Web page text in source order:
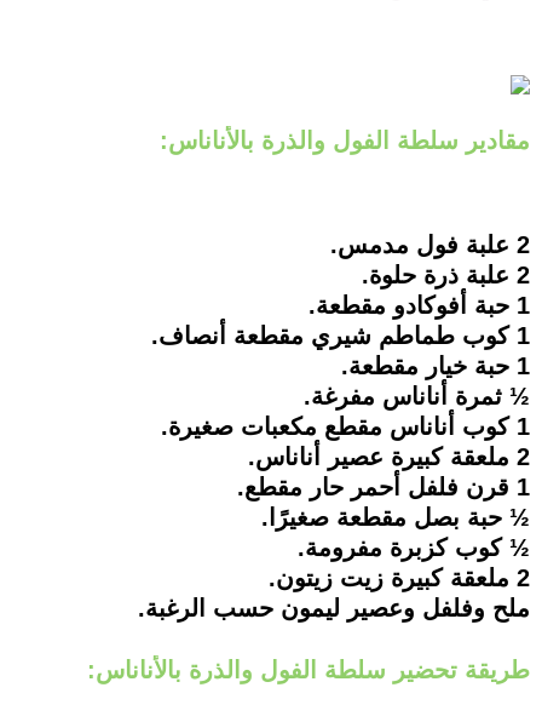
مقادير سلطة الفول والذرة بالأناناس:
2 علبة فول مدمس.
2 علبة ذرة حلوة.
1 حبة أفوكادو مقطعة.
1 كوب طماطم شيري مقطعة أنصاف.
1 حبة خيار مقطعة.
½ ثمرة أناناس مفرغة.
1 كوب أناناس مقطع مكعبات صغيرة.
2 ملعقة كبيرة عصير أناناس.
1 قرن فلفل أحمر حار مقطع.
½ حبة بصل مقطعة صغيرًا.
½ كوب كزبرة مفرومة.
2 ملعقة كبيرة زيت زيتون.
ملح وفلفل وعصير ليمون حسب الرغبة.
طريقة تحضير سلطة الفول والذرة بالأناناس: